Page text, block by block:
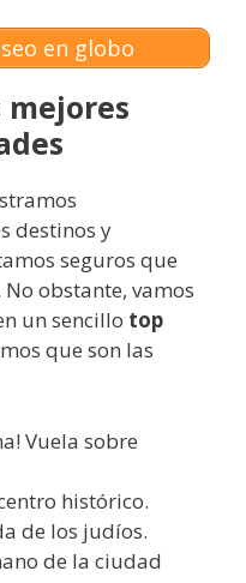
en globo
mejores
destinos y
seguros que
obstante, vamos
un sencillo top
que son las
Vuela sobre
histórico.
de los judíos.
de la ciudad